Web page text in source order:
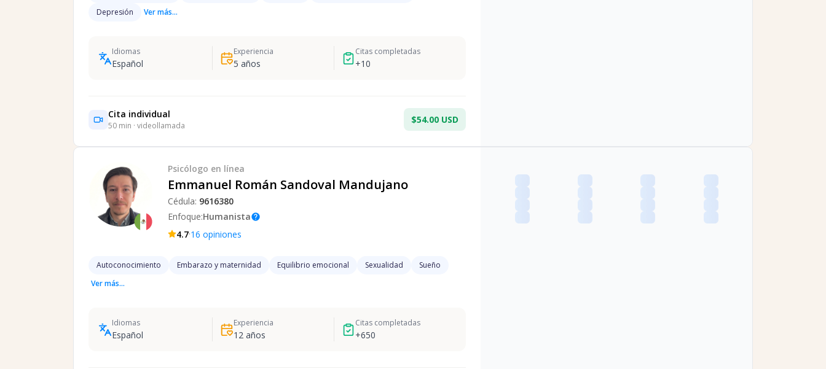
Depresión
Ver más...
Idiomas
Español
Experiencia
5 años
Citas completadas
+10
Cita individual
50 min · videollamada
$54.00 USD
Psicólogo en línea
Emmanuel Román Sandoval Mandujano
Cédula: 9616380
Enfoque:Humanistahelp
4.7·16 opiniones
Autoconocimiento Embarazo y maternidad Equilibrio emocional Sexualidad
Sueño
Ver más...
Idiomas
Español
Experiencia
12 años
Citas completadas
+650